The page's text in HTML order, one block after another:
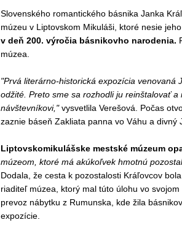
Slovenského romantického básnika Janka
múzeu v Liptovskom Mikuláši, ktoré nesie
v deň 200. výročia básnikovho narodenia.
múzea.
"Prvá literárno-historická expozícia venovaná
odžité. Preto sme sa rozhodli ju reinštalovať
návštevníkovi,"vysvetlila Verešová. Počas
zaznie báseň Zakliata panna vo Váhu a
Liptovskomikulášske mestské múzeum
múzeom, ktoré má akúkoľvek hmotnú
Dodala, že cesta k pozostalosti Kráľovcov
riaditeľ múzea, ktorý mal túto úlohu vo
prevoz nábytku z Rumunska, kde žila
expozície.